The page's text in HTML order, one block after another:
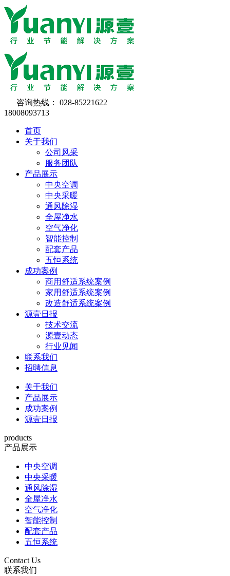
咨询热线： 028-85221622
18008093713
首页
关于我们
公司风采
服务团队
产品展示
中央空调
中央采暖
通风除湿
全屋净水
空气净化
智能控制
配套产品
五恒系统
成功案例
商用舒适系统案例
家用舒适系统案例
改造舒适系统案例
源壹日报
技术交流
源壹动态
行业见闻
联系我们
招聘信息
关于我们
产品展示
成功案例
源壹日报
products
产品展示
中央空调
中央采暖
通风除湿
全屋净水
空气净化
智能控制
配套产品
五恒系统
Contact Us
联系我们